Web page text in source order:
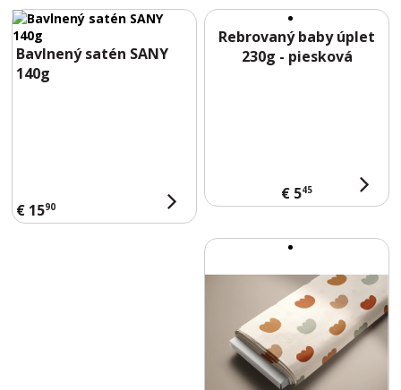
Bavlnený satén SANY
140g
€ 1590
Rebrovaný baby úplet
230g - piesková
€ 545
E
D
L
E
G